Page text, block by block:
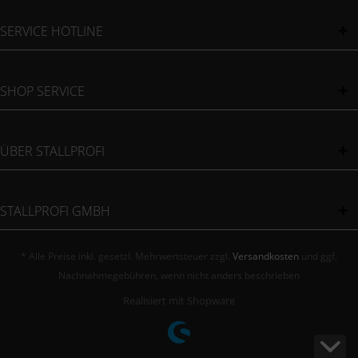
SERVICE HOTLINE
SHOP SERVICE
ÜBER STALLPROFI
STALLPROFI GMBH
* Alle Preise inkl. gesetzl. Mehrwertsteuer zzgl. Versandkosten und ggf.
Nachnahmegebühren, wenn nicht anders beschrieben
Realisiert mit Shopware